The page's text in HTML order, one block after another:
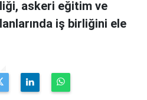
askeri eğitim ve
iş birliğini ele